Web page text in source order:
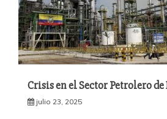
Crisis en el Sector Petrolero de
julio 23, 2025